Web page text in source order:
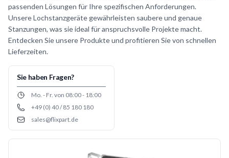
passenden Lösungen für Ihre spezifischen Anforderungen.
Unsere Lochstanzgeräte gewährleisten saubere und genaue
Stanzungen, was sie ideal für anspruchsvolle Projekte macht.
Entdecken Sie unsere Produkte und profitieren Sie von schnellen
Lieferzeiten.
Sie haben Fragen?
Opening hours
Mo. - Fr. von 08:00 - 18:00
Phone number
+49 (0) 40 / 85 180 180
Emailsales@flixpart.de